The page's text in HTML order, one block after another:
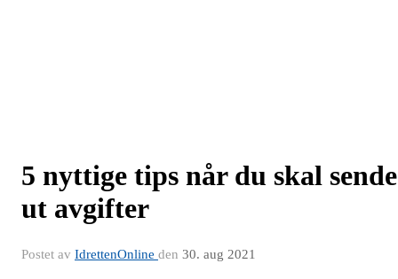
5 nyttige tips når du skal sende
ut avgifter
Postet av IdrettenOnline den 30. aug 2021